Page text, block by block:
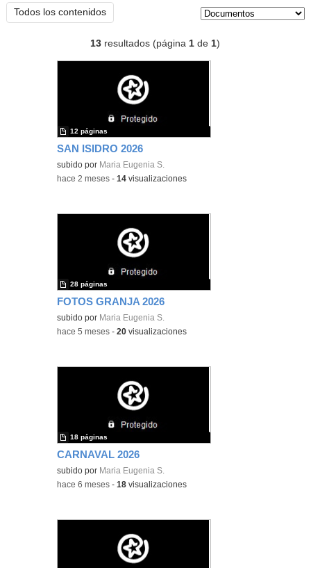
Todos los contenidos
13 resultados (página1 de1)
SAN ISIDRO 2026
subido por Maria Eugenia S.
12 páginas
-hace 2 meses -14 visualizaciones
FOTOS GRANJA 2026
subido por Maria Eugenia S.
28 páginas
-hace 5 meses -20 visualizaciones
CARNAVAL 2026
subido por Maria Eugenia S.
18 páginas
-hace 6 meses -18 visualizaciones